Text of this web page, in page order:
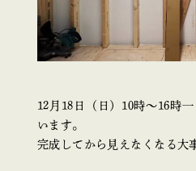
12月18日（日）10時〜16時
います。
完成してから見えなくなる大